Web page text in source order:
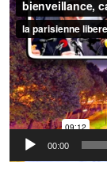
00:00